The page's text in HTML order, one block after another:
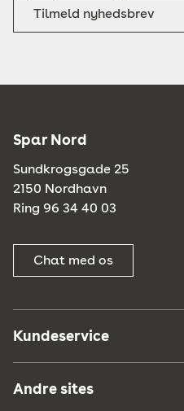
Tilmeld nyhedsbrev
Spar Nord
Sundkrogsgade 25
2150 Nordhavn
Ring 96 34 40 03
Chat med os
Kundeservice
Andre sites